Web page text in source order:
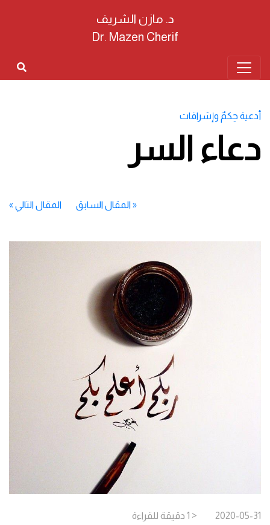
د. مازن الشريف
Dr. Mazen Cherif
أدعية حِكمٌ وإشراقات
دعاء السر
«المقال السابق المقال التالي »
2020-05-31
< 1 دقيقة للقراءة